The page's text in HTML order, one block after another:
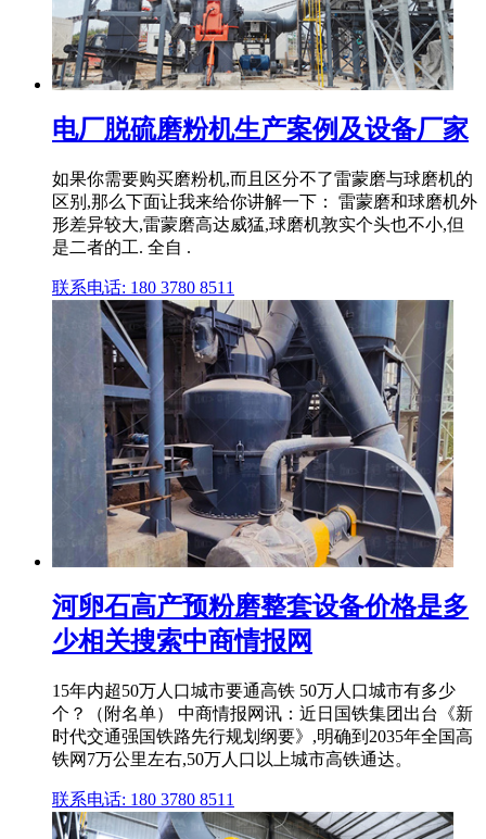
电厂脱硫磨粉机生产案例及设备厂家
如果你需要购买磨粉机,而且区分不了雷蒙磨与球磨机的
区别,那么下面让我来给你讲解一下： 雷蒙磨和球磨机外
形差异较大,雷蒙磨高达威猛,球磨机敦实个头也不小,但
是二者的工. 全自 .
联系电话: 180 3780 8511
河卵石高产预粉磨整套设备价格是多
少相关搜索中商情报网
15年内超50万人口城市要通高铁 50万人口城市有多少
个？（附名单） 中商情报网讯：近日国铁集团出台《新
时代交通强国铁路先行规划纲要》,明确到2035年全国高
铁网7万公里左右,50万人口以上城市高铁通达。
联系电话: 180 3780 8511